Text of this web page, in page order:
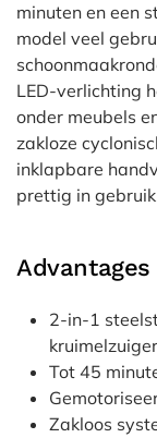
minuten en een
model veel
LED-verlichting
onder meubels
zakloze
inklapbare
prettig in
Advantages
2-in-1
kruimelzuiger
Tot 45
Zakloos